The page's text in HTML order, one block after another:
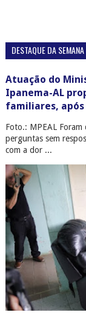
DESTAQUE DA SEMANA
Atuação do
Ipanema-AL
familiares,
Foto.: MPEAL Foram
perguntas sem
com a dor ...